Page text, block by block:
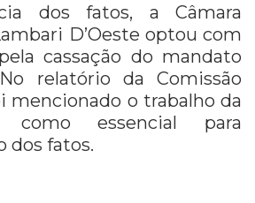
dos fatos, a Câmara
D’Oeste optou com
cassação do mandato
relatório da Comissão
mencionado o trabalho da
como essencial para
dos fatos.